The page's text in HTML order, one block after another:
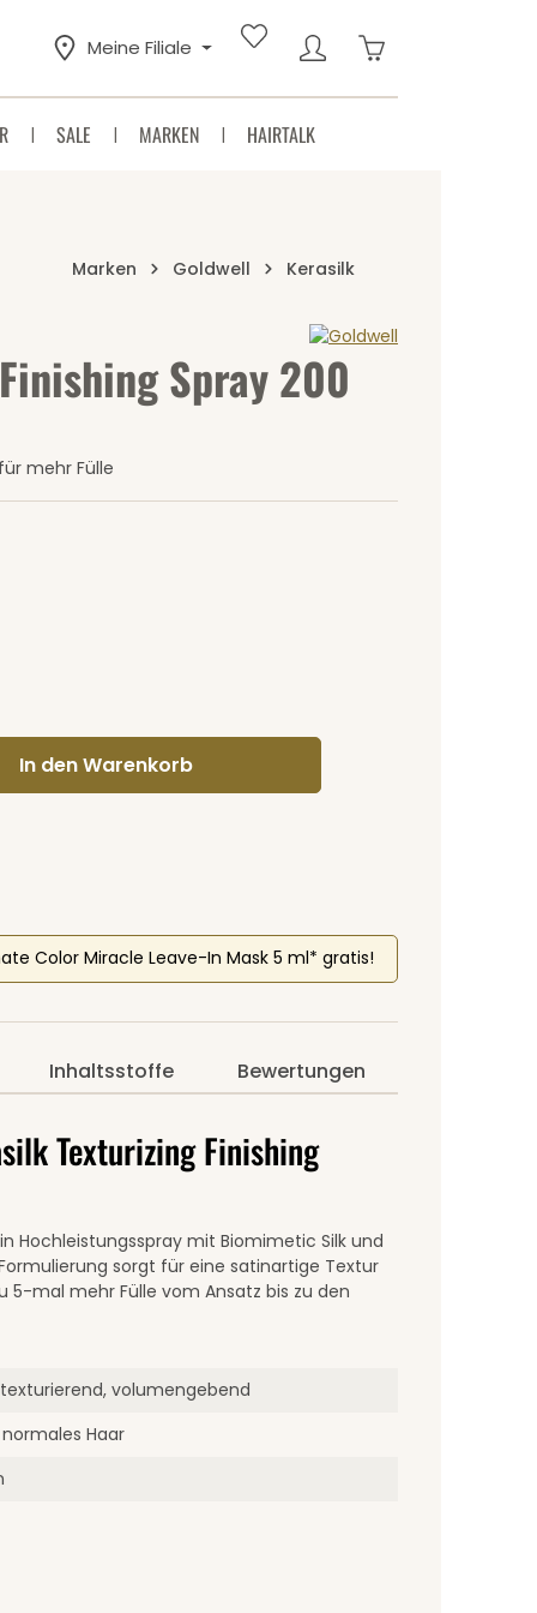
Meine Filiale Warenkorb
SALE MARKEN HAIRTALK
Marken Goldwell Kerasilk
Spray 200
mehr Fülle
Wert ein oder benutze
In den Warenkorb
Color Miracle Leave-In Mask 5 ml* gratis!
Inhaltsstoffe Bewertungen
Texturizing Finishing
Hochleistungsspray mit Biomimetic Silk und
sorgt für eine satinartige Textur
mal mehr Fülle vom Ansatz bis zu den
volumengebend
Haar